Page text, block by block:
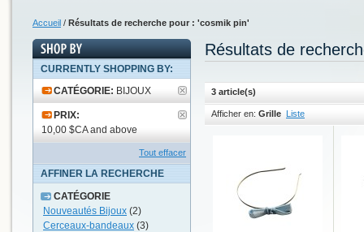
Accueil / Résultats de recherche pour : 'cosmik pin'
Résultats de
3 article(s)
Afficher en: Grille Liste
CURRENTLY SHOPPING BY:
CATÉGORIE: BIJOUX
PRIX:
10,00 $CA and above
Tout effacer
AFFINER LA RECHERCHE
CATÉGORIE
Nouveautés Bijoux (2)
Cerceaux-bandeaux (3)